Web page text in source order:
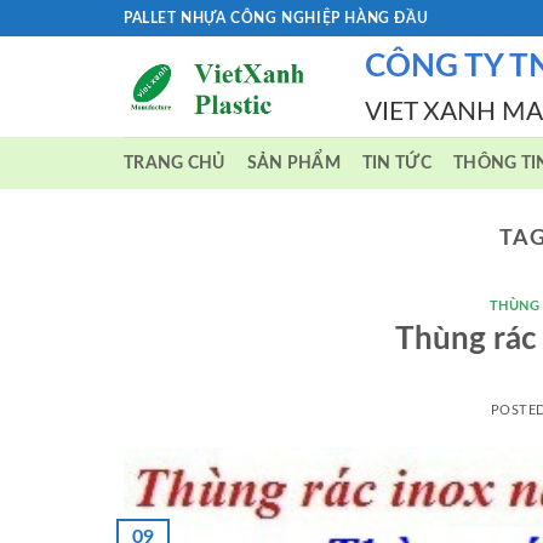
PALLET NHỰA CÔNG NGHIỆP HÀNG ĐẦU
CÔNG TY
VIET XANH
TRANG CHỦ SẢN PHẨM TIN TỨC THÔNG
Thùng
09